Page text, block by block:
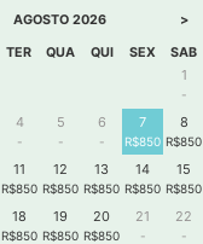
AGOSTO 2026 >
TER QUA QUI SEX SAB
1
-
4
-
5
-
6
-
7
R$850
8
R$850
11
R$850
12
R$850
13
R$850
14
R$850
15
R$850
18
R$850
19
R$850
20
R$850
21
-
22
-